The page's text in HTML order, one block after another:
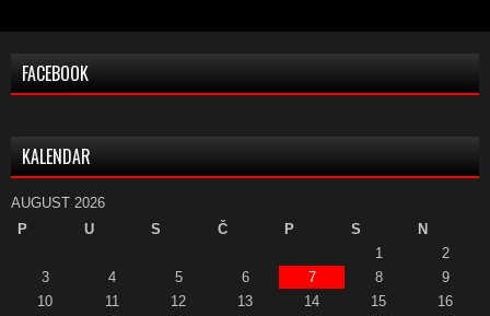
FACEBOOK
KALENDAR
AUGUST 2026
P
U S Č P S
N
1
2
3
4 5 6 7 8
9
10
11 12 13 14 15
16